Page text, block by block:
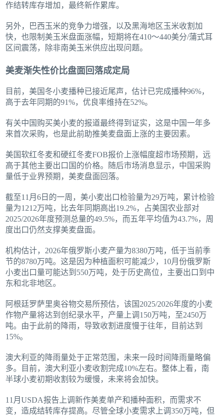
作结转库存增加，最终新作累库。
另外，巴西玉米的竞争力增强，以及黑海地区玉米收割加
快，也限制美玉米盘面涨幅，短期将在410～440美分/蒲式耳
区间震荡，除非南美玉米供应出现问题。
美麦渐失性价比盘面回落成定局
目前，美国冬小麦播种已接近尾声，估计已完成播种96%，
高于去年同期的91%，优良率维持在52%。
有关中国购买美小麦的报道最终得到证实，这是中国一年多
来首次采购，也是此前助推美麦盘面上涨的主要因素。
美国软红冬麦和硬红冬麦FOB报价上涨幅度超市场预期，远
高于其他主要出口国的价格。随后市场消息显示，中国采购
量低于业界预期，美麦盘面回落。
截至11月6日的一周，美小麦出口检验量为29万吨，累计检验
量为1212万吨，比去年同期高出19.2%，占美国农业部对
2025/2026年度预测总量的49.5%，而五年平均值为43.7%，周
度出口仍然支撑美麦盘面。
机构估计，2026年俄罗斯小麦产量为8380万吨，低于当前季
节的8780万吨。这是因为种植面积可能减少，10月份俄罗斯
小麦出口量可能达到550万吨，处于历史高位，主要出口到中
东和北非地区。
阿根廷罗萨里奥谷物交易所预估，该国2025/2026年度的小麦
作物产量将达到创纪录水平，产量上调150万吨，至2450万
吨。由于此前的降雨，导致收割进度慢于往年，目前达到
15%。
澳大利亚的降雨量处于正常范围，未来一段时间降雨量略偏
多。目前，澳大利亚小麦收割完成10%左右。整体上看，南
半球小麦初期收割较为缓慢，未来将会加快。
11月USDA报告上调新作美麦单产和播种面积，而需求不
变，造成结转库存提高。尽管全球小麦需求上调350万吨，但